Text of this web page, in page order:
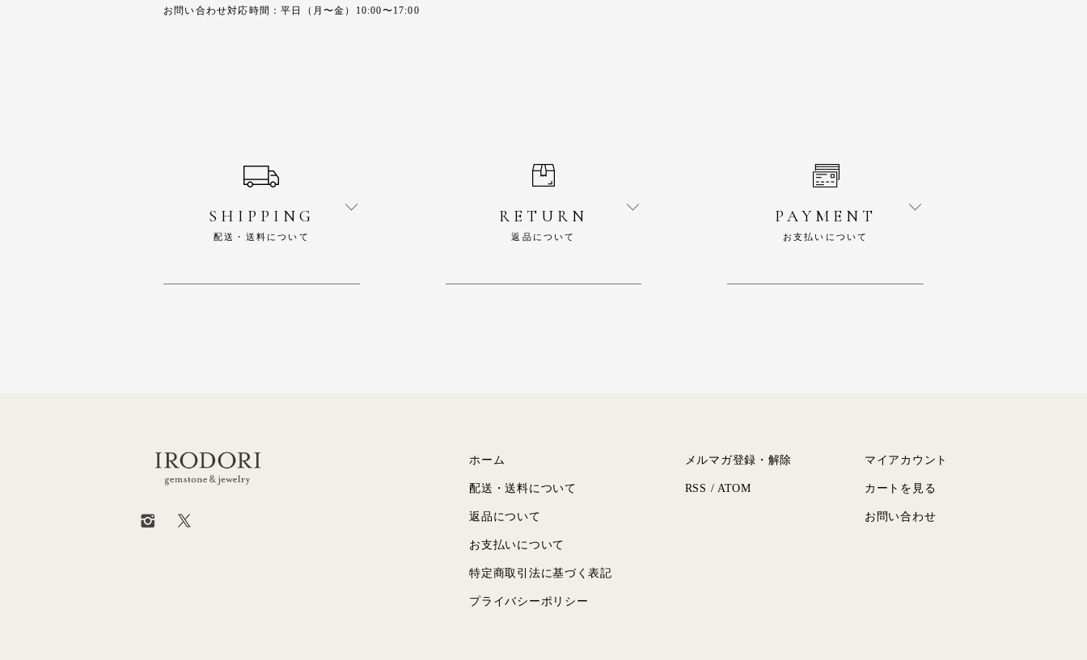
お問い合わせ対応時間：平日（月〜金）10:00〜17:00
SHIPPING
配送・送料について
RETURN
返品について
PAYMENT
お支払いについて
ホーム
配送・送料について
返品について
お支払いについて
特定商取引法に基づく表記
プライバシーポリシー
メルマガ登録・解除
RSS / ATOM
マイアカウント
カートを見る
お問い合わせ